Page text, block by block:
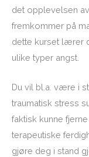
det opplevelsen
fremkommer på
dette kurset lærer
ulike typer angst.
Du vil bl.a. være i
traumatisk stress
faktisk kunne
terapeutiske
gjøre deg i stand